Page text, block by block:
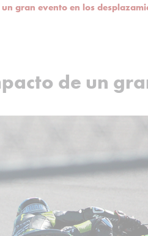
gran evento en los
de un